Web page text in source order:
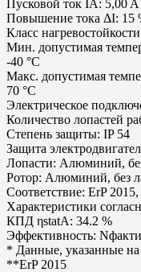
Пусковой ток IA: 5,00 A
Повышение тока ΔI: 15
Класс
Мин. допустимая
-40 °C
Макс. допустимая
70 °C
Электрическое
Количество лопастей
Степень защиты: IP 54
Защита
Лопасти: Алюминий,
Ротор: Алюминий, без
Соответствие: ErP
Характеристики
КПД ηstatA: 34.2 %
Эффективность:
* Данные, указанные на
**ErP 2015